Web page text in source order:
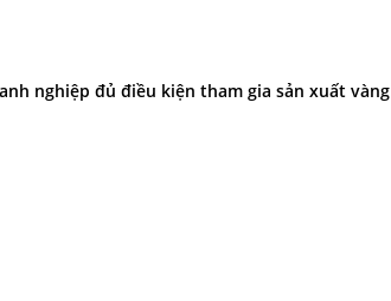
nghiệp đủ điều kiện tham gia sản xuất vàng